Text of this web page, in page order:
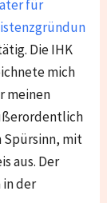
für
Die IHK
mich
meinen
Spürsinn, mit
aus. Der
in der